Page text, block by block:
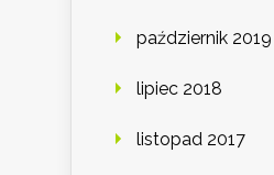
październik 2019
lipiec 2018
listopad 2017